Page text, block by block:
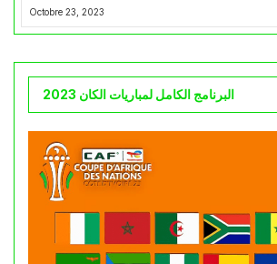
Octobre 23, 2023
البرنامج الكامل لمباريات الكان 2023